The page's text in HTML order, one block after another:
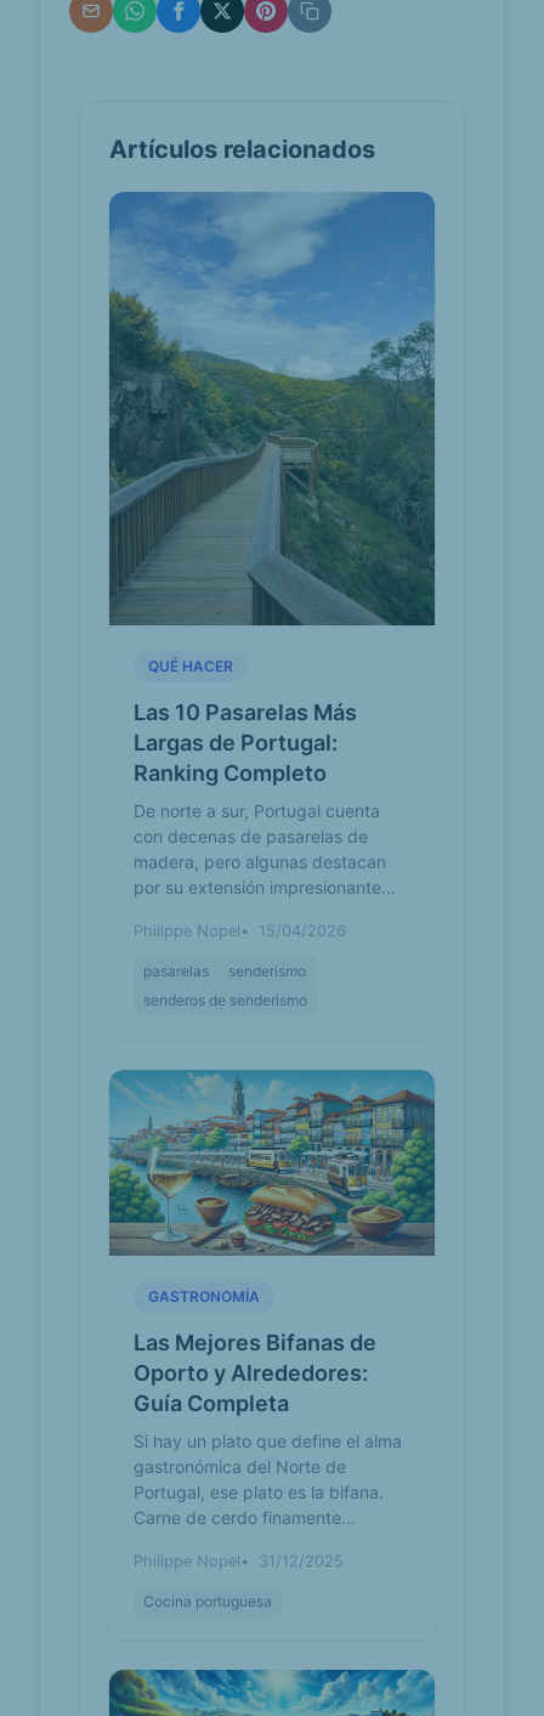
Artículos relacionados
QUÉ HACER
Las 10 Pasarelas Más
Largas de Portugal:
Ranking Completo
De norte a sur, Portugal cuenta
con decenas de pasarelas de
madera, pero algunas destacan
por su extensión impresionante...
Philippe Nopel 15/04/2026
pasarelas
senderismo
senderos de senderismo
GASTRONOMÍA
Las Mejores Bifanas de
Oporto y Alrededores:
Guía Completa
Si hay un plato que define el alma
gastronómica del Norte de
Portugal, ese plato es la bifana.
Carne de cerdo finamente...
Philippe Nopel 31/12/2025
Cocina portuguesa